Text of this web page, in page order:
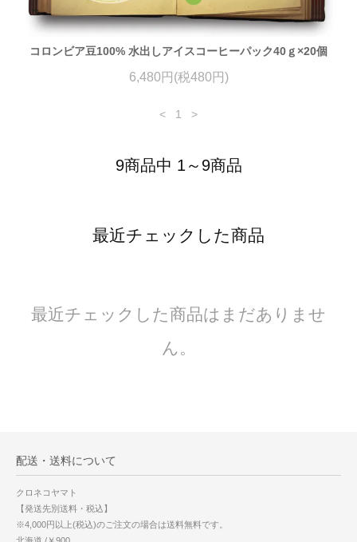
コロンビア豆100% 水出しアイスコーヒーパック40ｇ×20個
6,480円(税480円)
< 1 >
9商品中 1～9商品
最近チェックした商品
最近チェックした商品はまだありませ
ん。
配送・送料について
クロネコヤマト
【発送先別送料・税込】
※4,000円以上(税込)のご注文の場合は送料無料です。